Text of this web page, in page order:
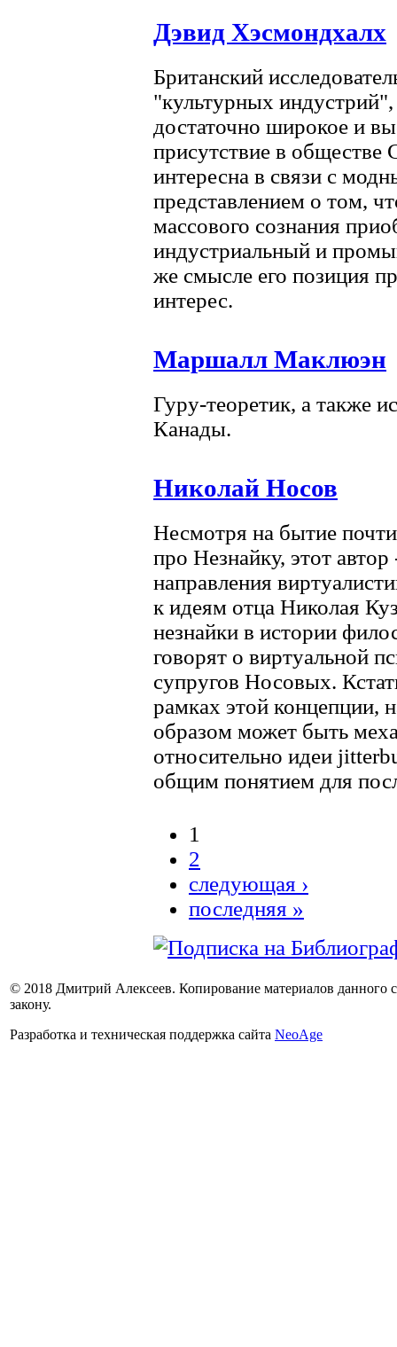
Дэвид Хэсмондхалх
Британский
"культурных
достаточно широкое и
присутствие в
интересна в связи с
представлением о том,
массового сознания
индустриальный и
же смысле его позиция
интерес.
Маршалл Маклюэн
Гуру-теоретик, а также
Канады.
Николай Носов
Несмотря на бытие
про Незнайку, этот автор
направления
к идеям отца Николая
незнайки в истории
говорят о виртуальной
супругов Носовых.
рамках этой концепции,
образом может быть
относительно идеи
общим понятием для
Страницы
1
2
следующая ›
последняя »
© 2018 Дмитрий Алексеев. Копирование материалов данного
закону.
Разработка и техническая поддержка сайта NeoAge